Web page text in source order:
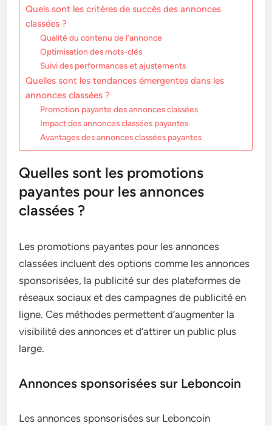
Quels sont les critères de succès des annonces
classées ?
Qualité du contenu de l’annonce
Optimisation des mots-clés
Suivi des performances et ajustements
Quelles sont les tendances émergentes dans les
annonces classées ?
Promotion payante des annonces classées
Impact des annonces classées payantes
Avantages des annonces classées payantes
Quelles sont les promotions
payantes pour les annonces
classées ?
Les promotions payantes pour les annonces
classées incluent des options comme les annonces
sponsorisées, la publicité sur des plateformes de
réseaux sociaux et des campagnes de publicité en
ligne. Ces méthodes permettent d’augmenter la
visibilité des annonces et d’attirer un public plus
large.
Annonces sponsorisées sur Leboncoin
Les annonces sponsorisées sur Leboncoin